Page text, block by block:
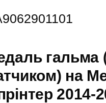
гальма
на
2014-